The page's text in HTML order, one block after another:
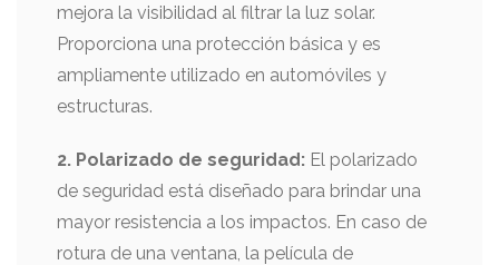
mejora la visibilidad al filtrar la luz solar.
Proporciona una protección básica y es
ampliamente utilizado en automóviles y
estructuras.
2. Polarizado de seguridad: El polarizado
de seguridad está diseñado para brindar una
mayor resistencia a los impactos. En caso de
rotura de una ventana, la película de